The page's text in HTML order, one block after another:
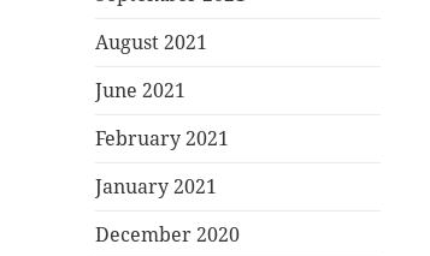
August 2021
June 2021
February 2021
January 2021
December 2020